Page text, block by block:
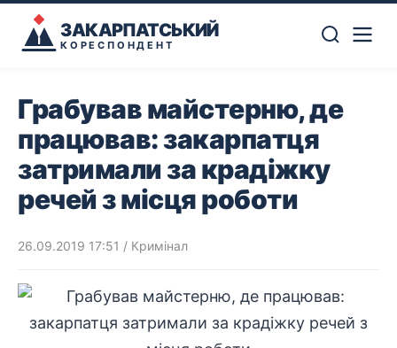
ЗАКАРПАТСЬКИЙ
КОРЕСПОНДЕНТ
Грабував майстерню, де
працював: закарпатця
затримали за крадіжку
речей з місця роботи
26.09.2019 17:51 / Кримінал